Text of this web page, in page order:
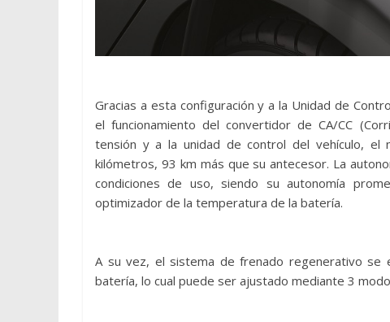
Gracias a esta configuración y a la Unidad de
el funcionamiento del convertidor de CA/CC
tensión y a la unidad de control del vehículo, el
kilómetros, 93 km más que su antecesor. La
condiciones de uso, siendo su autonomía
optimizador de la temperatura de la batería.
A su vez, el sistema de frenado regenerativo se
batería, lo cual puede ser ajustado mediante 3